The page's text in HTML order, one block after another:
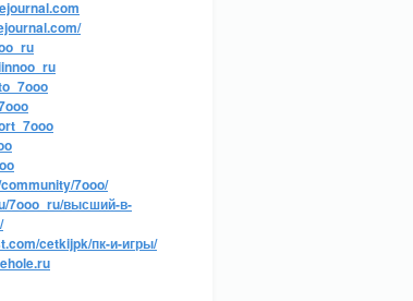
7ooo/
7ooo_ru/высший-в-
cetkijpk/пк-и-игры/